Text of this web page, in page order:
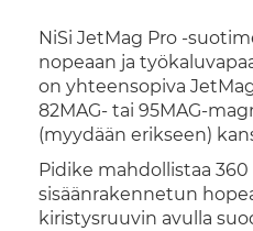
NiSi JetMag Pro -
nopeaan ja
on yhteensopiva
82MAG- tai 95MAG-
(myydään erikseen)
Pidike mahdollistaa
sisäänrakennetun
kiristysruuvin avulla